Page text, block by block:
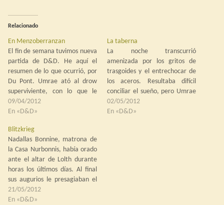
Relacionado
En Menzoberranzan
El fin de semana tuvimos nueva
partida de D&D. He aquí el
resumen de lo que ocurrió, por
Du Pont. Umrae ató al drow
superviviente, con lo que le
parecía un buen nudo. Sería
interrogado más adelante,
descansar; Höel y Ryld harían
las guardias. Durante la
guardia…
09/04/2012
En «D&D»
La taberna
La noche transcurrió
amenizada por los gritos de
trasgoides y el entrechocar de
los aceros. Resultaba difícil
conciliar el sueño, pero Umrae
necesitaba replantear sus
conjuros para el
02/05/2012
En «D&D»
Blitzkrieg
Nadallas Bonnine, matrona de
la Casa Nurbonnis, había orado
ante el altar de Lolth durante
horas los últimos días. Al final
sus augurios le presagiaban el
éxito en el ataque a la Casa
Millithor. Los términos de las
21/05/2012
En «D&D»